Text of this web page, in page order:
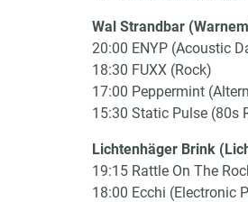
Wal Strandbar
20:00 ENYP (Acoustic
18:30 FUXX (Rock)
17:00 Peppermint
15:30 Static Pulse (80s
Lichtenhäger Brink
19:15 Rattle On The
18:00 Ecchi (Electronic